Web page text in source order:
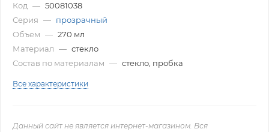
Код — 50081038
Серия — прозрачный
Объем — 270 мл
Материал — стекло
Состав по материалам — стекло, пробка
Все характеристики
Данный сайт не является интернет-магазином. Вся